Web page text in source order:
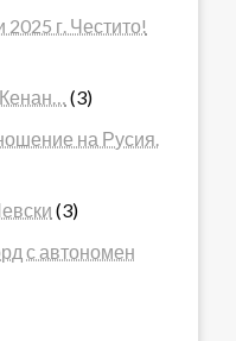
г. Честито!
(3)
на Русия.
(3)
с автономен